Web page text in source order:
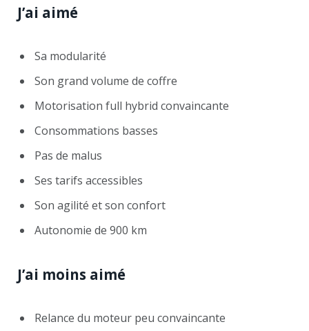
J’ai aimé
Sa modularité
Son grand volume de coffre
Motorisation full hybrid convaincante
Consommations basses
Pas de malus
Ses tarifs accessibles
Son agilité et son confort
Autonomie de 900 km
J’ai moins aimé
Relance du moteur peu convaincante